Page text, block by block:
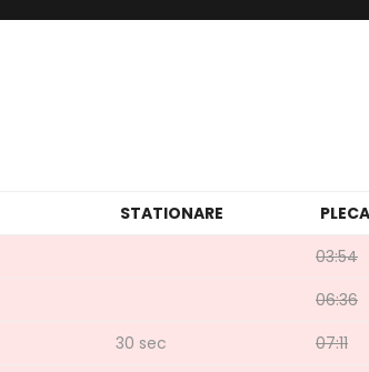
STATIONARE
03:54
06:36
30 sec
07:11